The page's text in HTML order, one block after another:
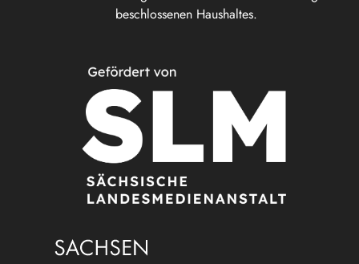
beschlossenen Haushaltes.